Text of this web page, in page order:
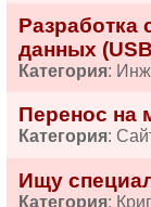
Разработка
данных
Категория:
Перенос на
Категория:
Ищу
Категория: